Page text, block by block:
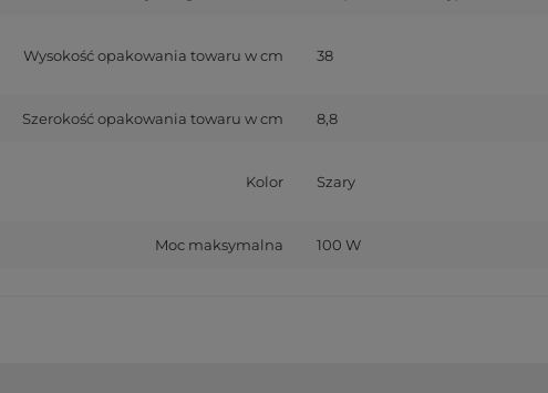
Wysokość opakowania towaru w cm 38
Szerokość opakowania towaru w cm 8,8
Kolor Szary
Moc maksymalna 100 W